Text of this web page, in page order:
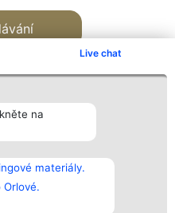
Live chat
na
materiály.
všech
Kontakt